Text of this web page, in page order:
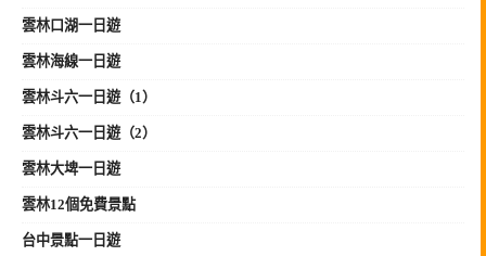
雲林口湖一日遊
雲林海線一日遊
雲林斗六一日遊（1）
雲林斗六一日遊（2）
雲林大埤一日遊
雲林12個免費景點
台中景點一日遊